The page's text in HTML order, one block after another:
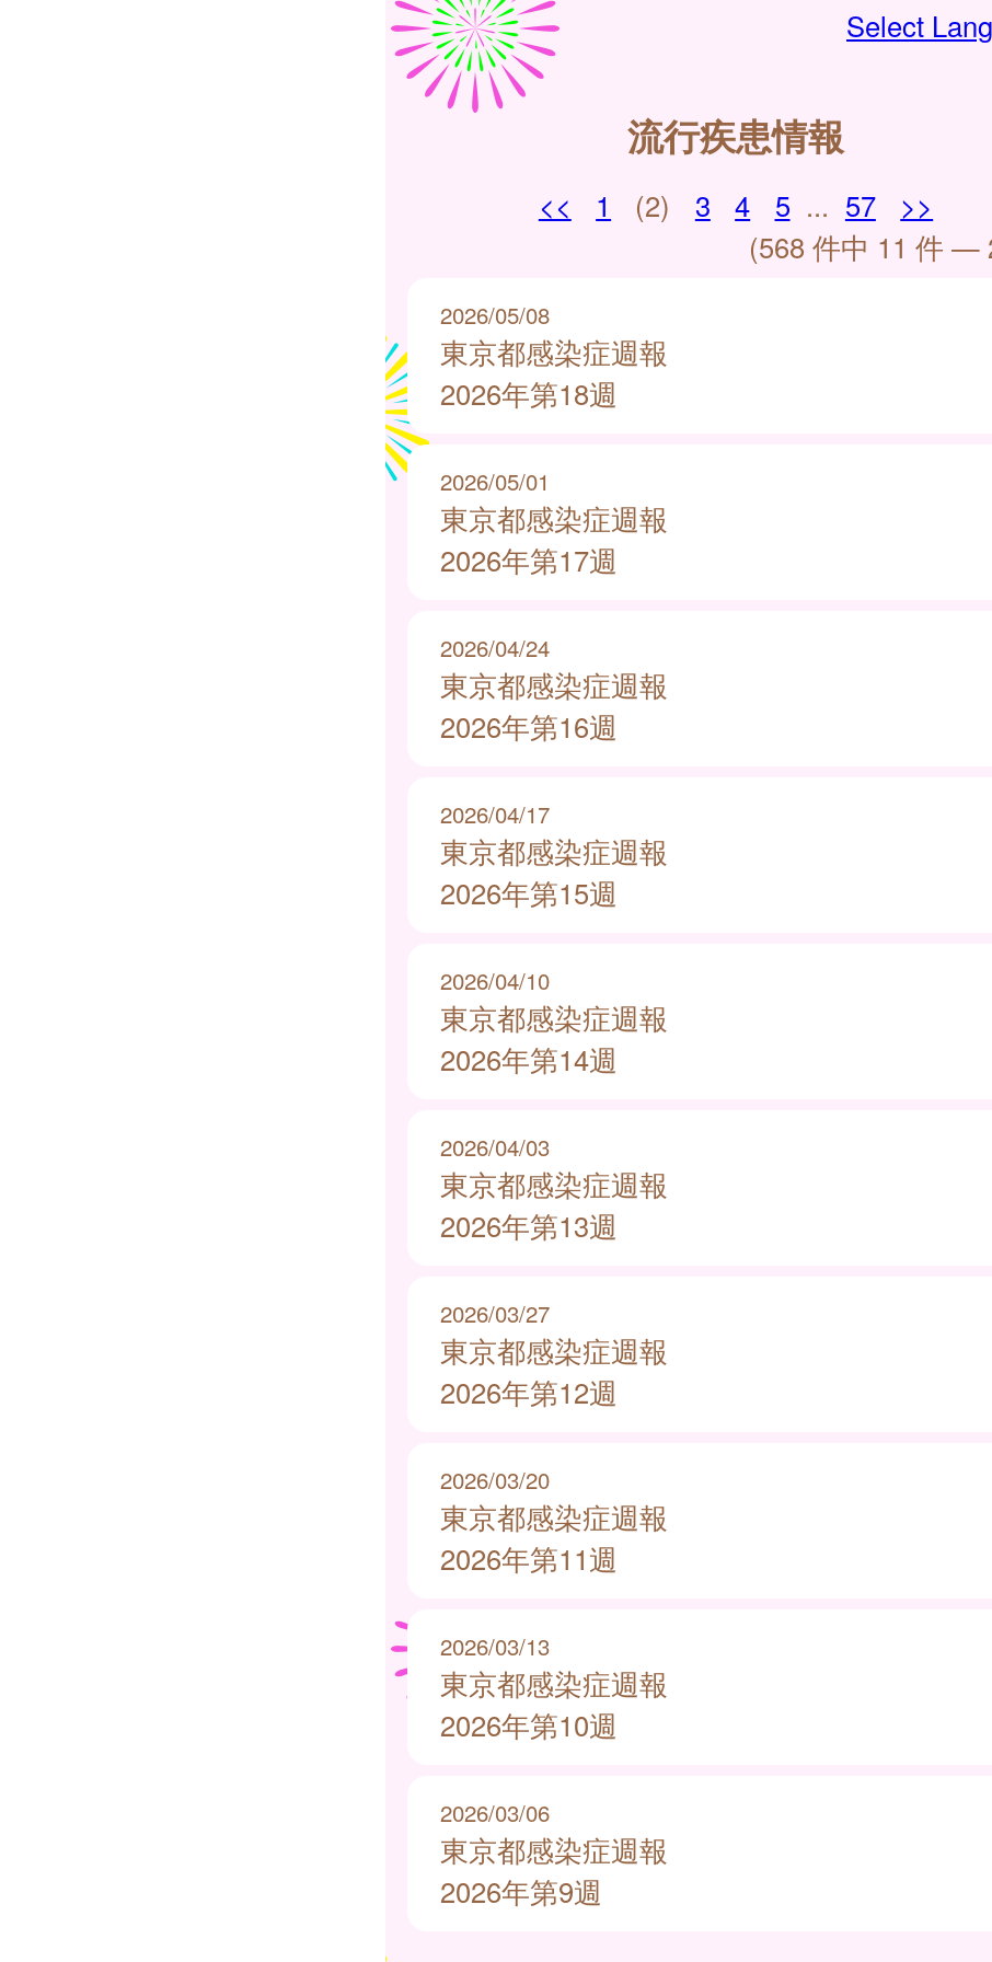
Select
流行疾患情報
<< 1 (2) 3 4 5 ... 57
>>
(568 件中 11 件 —
2026/05/08
東京都感染症週報
2026年第18週
2026/05/01
東京都感染症週報
2026年第17週
2026/04/24
東京都感染症週報
2026年第16週
2026/04/17
東京都感染症週報
2026年第15週
2026/04/10
東京都感染症週報
2026年第14週
2026/04/03
東京都感染症週報
2026年第13週
2026/03/27
東京都感染症週報
2026年第12週
2026/03/20
東京都感染症週報
2026年第11週
2026/03/13
東京都感染症週報
2026年第10週
2026/03/06
東京都感染症週報
2026年第9週